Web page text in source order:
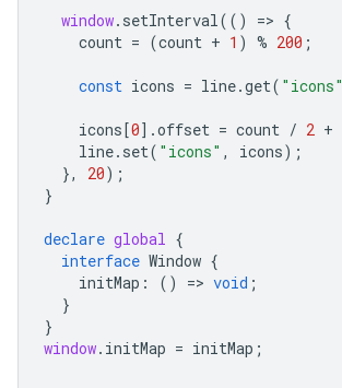
window. setInterval(() => {
count = (count + 1 ) % 200 ;
const icons = line.get( "icons"
icons [0].offset = count / 2 +
line. set( "icons" , icons);
},
20);
}
declare global {
interface Window {
initMap : () => void ;
}
}
window. initMap = initMap ;